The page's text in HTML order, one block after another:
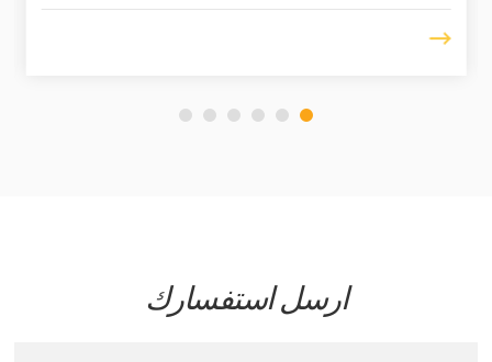
ارسل استفسارك